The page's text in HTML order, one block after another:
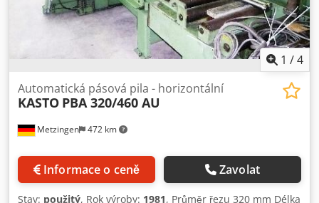
1 /4
Metzingen 472 km
Automatická pásová pila - horizontální
KASTO PBA 320/460 AU
Informace o ceně Zavolat
Stav: použitý, Rok výroby: 1981, Průměr řezu 320 mm Délka